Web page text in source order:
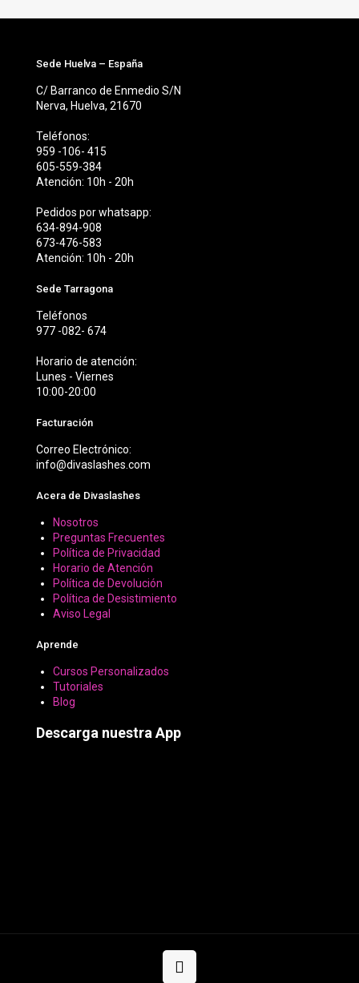
Sede Huelva – España
C/ Barranco de Enmedio S/N
Nerva, Huelva, 21670
Teléfonos:
959 -106- 415
605-559-384
Atención: 10h - 20h
Pedidos por whatsapp:
634-894-908
673-476-583
Atención: 10h - 20h
Sede Tarragona
Teléfonos
977 -082- 674
Horario de atención:
Lunes - Viernes
10:00-20:00
Facturación
Correo Electrónico:
info@divaslashes.com
Acera de Divaslashes
Nosotros
Preguntas Frecuentes
Política de Privacidad
Horario de Atención
Política de Devolución
Política de Desistimiento
Aviso Legal
Aprende
Cursos Personalizados
Tutoriales
Blog
Descarga nuestra App